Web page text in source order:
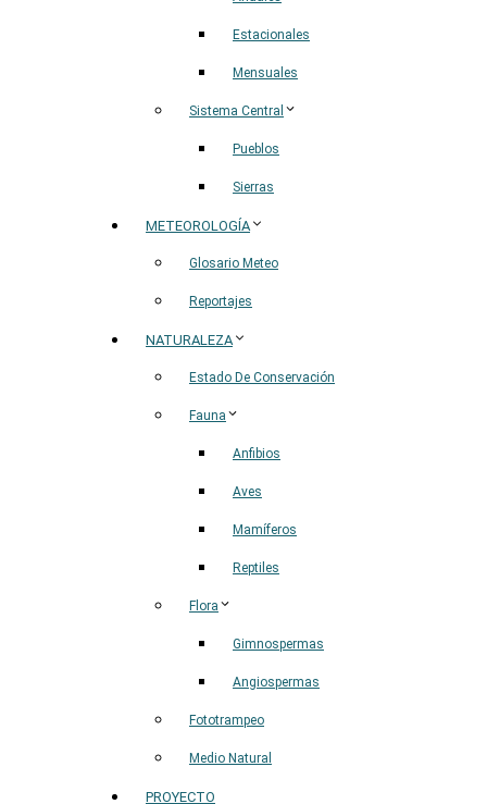
Estacionales
Mensuales
Sistema Central
Pueblos
Sierras
METEOROLOGÍA
Glosario Meteo
Reportajes
NATURALEZA
Estado De Conservación
Fauna
Anfibios
Aves
Mamíferos
Reptiles
Flora
Gimnospermas
Angiospermas
Fototrampeo
Medio Natural
PROYECTO